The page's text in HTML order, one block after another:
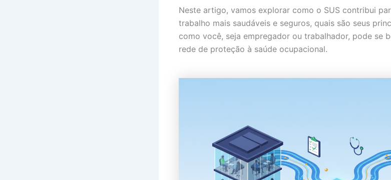
Neste artigo, vamos explorar como o SUS contribui
trabalho mais saudáveis e seguros, quais são seus
como você, seja empregador ou trabalhador, pode se
rede de proteção à saúde ocupacional.